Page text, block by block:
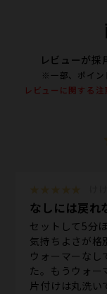
レビューが
※一部、ポイン
レビューに関する注
なしには戻れ
セットして5分
気持ちよさが格
ウォーマーなし
た。もうウォー
片付けは丸洗い